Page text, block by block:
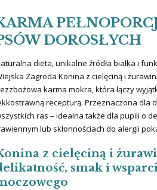
DOROSŁYCH
dieta, unikalne źródła białka i
Zagroda Konina z cielęciną i
karma mokra, która łączy
recepturą. Przeznaczona dla
ras – idealna także dla pupili o
lub skłonnościach do alergii
z cielęciną i
smak i